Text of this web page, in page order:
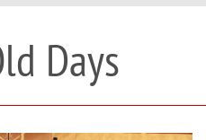
Days